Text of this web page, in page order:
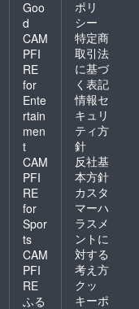
Goo
d
CAM
PFI
RE
for
Ente
rtain
men
t
CAM
PFI
RE
for
Spor
ts
CAM
PFI
RE
ふる
ポリ
シー
特定商
取引法
に基づ
く表記
情報セ
キュリ
ティ方
針
反社基
本方針
カスタ
マーハ
ラスメ
ントに
対する
考え方
クッ
キーポ